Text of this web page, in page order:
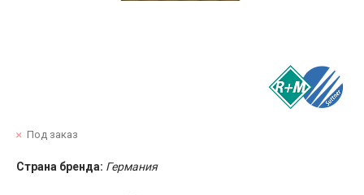
Под заказ
Страна бренда: Германия